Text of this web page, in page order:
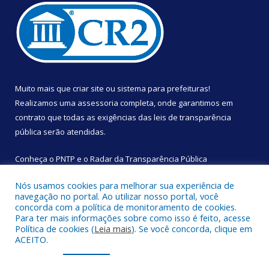
Muito mais que criar site ou sistema para prefeituras!
Realizamos uma assessoria completa, onde garantimos em
contrato que todas as exigências das leis de transparência
pública serão atendidas.
Conheça o PNTP e o Radar da Transparência Pública
Todos os direitos reservados a Câmara Municipal de São
Sebastião da Boa Vista.
Nós usamos cookies para melhorar sua experiência de
navegação no portal. Ao utilizar nosso portal, você
concorda com a política de monitoramento de cookies.
Para ter mais informações sobre como isso é feito, acesse
Política de cookies (Leia mais). Se você concorda, clique em
ACEITO.